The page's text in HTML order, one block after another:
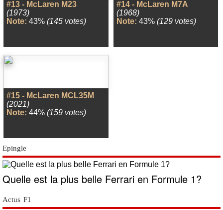
#13 - McLaren M23
(1973)
Note: 43% (145 votes)
#14 - McLaren M7A
(1968)
Note: 43% (129 votes)
#15 - McLaren MCL35M
(2021)
Note: 44% (159 votes)
Epingle
Quelle est la plus belle Ferrari en Formule 1?
Actus F1